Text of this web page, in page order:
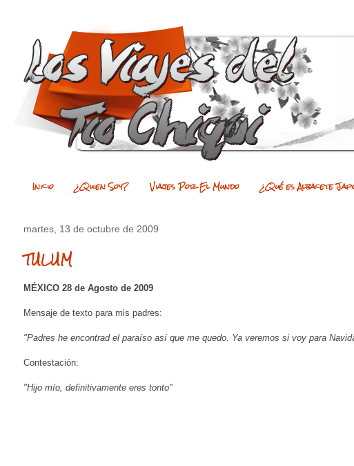
Inicio ¿Quien Soy? Viajes Por El Mundo ¿Qué es Albacete
martes, 13 de octubre de 2009
TULUM
MÉXICO 28 de Agosto de 2009
Mensaje de texto para mis padres:
"Padres he encontrad el paraíso así que me quedo. Ya veremos si voy para
Contestación:
"Hijo mío, definitivamente eres tonto"